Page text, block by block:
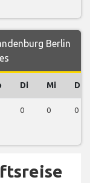
Berlin
Di Mi Do
0 0 0